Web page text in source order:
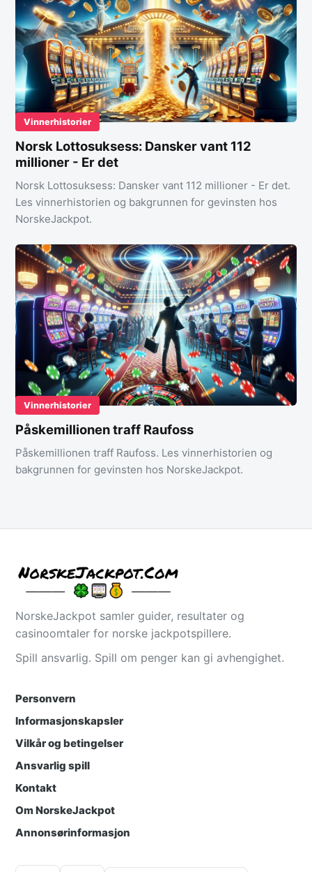
Vinnerhistorier
Norsk Lottosuksess: Dansker vant 112
millioner - Er det
Norsk Lottosuksess: Dansker vant 112 millioner - Er det.
Les vinnerhistorien og bakgrunnen for gevinsten hos
NorskeJackpot.
Vinnerhistorier
Påskemillionen traff Raufoss
Påskemillionen traff Raufoss. Les vinnerhistorien og
bakgrunnen for gevinsten hos NorskeJackpot.
NorskeJackpot samler guider, resultater og
casinoomtaler for norske jackpotspillere.
Spill ansvarlig. Spill om penger kan gi avhengighet.
Personvern
Informasjonskapsler
Vilkår og betingelser
Ansvarlig spill
Kontakt
Om NorskeJackpot
Annonsørinformasjon